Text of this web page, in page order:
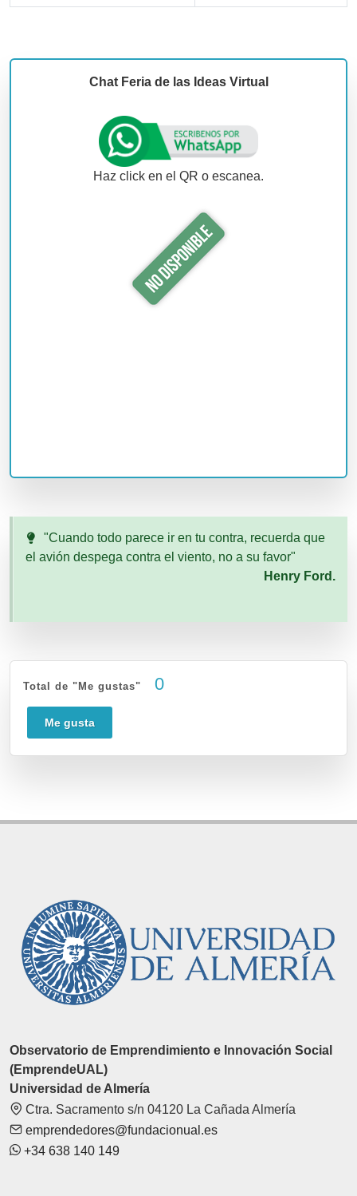
Chat Feria de las Ideas Virtual
Haz click en el QR o escanea.
"Cuando todo parece ir en tu contra, recuerda que
el avión despega contra el viento, no a su favor"
Henry Ford.
Total de "Me gustas" 0
Me gusta
Observatorio de Emprendimiento e Innovación Social
(EmprendeUAL)
Universidad de Almería
Ctra. Sacramento s/n 04120 La Cañada Almería
emprendedores@fundacionual.es
+34 638 140 149